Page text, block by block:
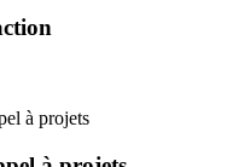
à projets